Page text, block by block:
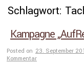
Schlagwort:
Kampagne
Posted on 23. September
Kommentar